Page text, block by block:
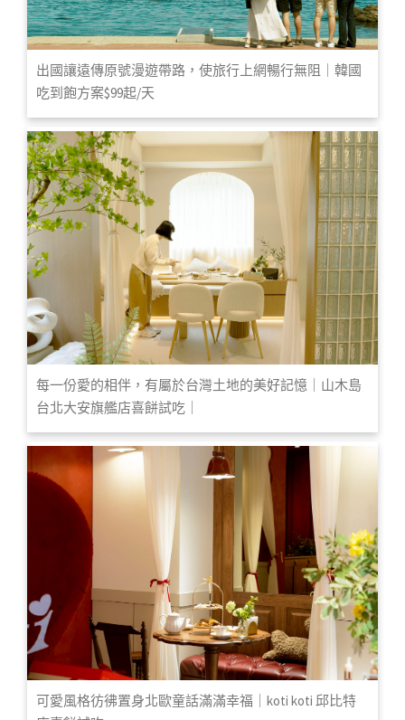
出國讓遠傳原號漫遊帶路，使旅行上網暢行無阻｜韓國
吃到飽方案$99起/天
每一份愛的相伴，有屬於台灣土地的美好記憶｜山木島
台北大安旗艦店喜餅試吃｜
可愛風格彷彿置身北歐童話滿滿幸福｜koti koti 邱比特